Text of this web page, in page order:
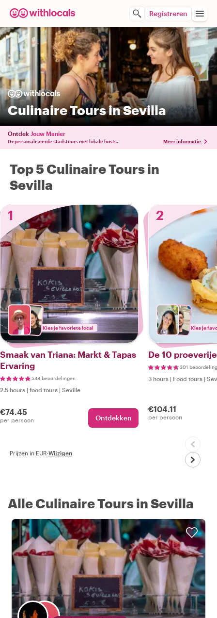
Registreren
Culinaire Tours in Sevilla
Ontdek Jouw Manier
Gepersonaliseerde stadstours met lokale hosts. Meer informatie
Top 5 Culinaire Tours in
Sevilla
1
Kies je favoriete local
Smaak van Triana: Markt & Tapas
Ervaring
538 beoordelingen
2.5 hours | food tours | Seville
€74.45
per persoon Ontdekken
2
Kies je
De 10
301
3 hours | Food tours |
€104.11
per persoon
Prijzen in EUR·Wijzigen
Alle Culinaire Tours in Sevilla